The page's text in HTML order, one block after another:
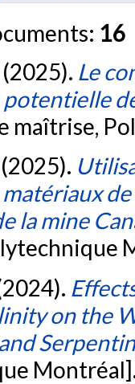
16
Le
maîtrise,
la mine
on the